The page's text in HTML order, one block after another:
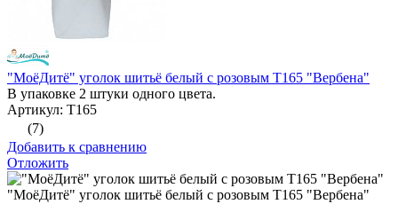
"МоёДитё" уголок шитьё белый с розовым Т165 "Вербена"
В упаковке 2 штуки одного цвета.
Артикул: Т165
(7)
Добавить к сравнению
Отложить
"МоёДитё" уголок шитьё белый с розовым Т165 "Вербена"